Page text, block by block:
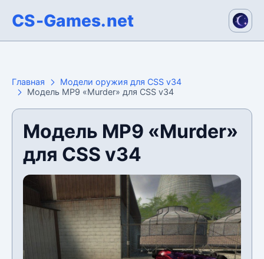
CS-Games.net
Главная
Модели оружия для CSS v34
Модель MP9 «Murder» для CSS v34
Модель MP9 «Murder»
для CSS v34